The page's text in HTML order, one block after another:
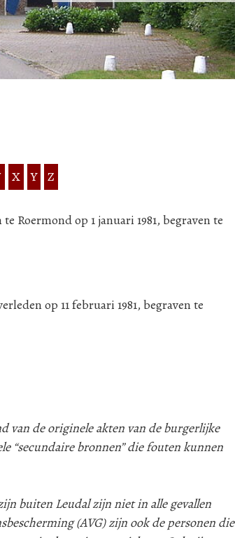
X Y Z
Roermond op 1 januari 1981, begraven te
op 11 februari 1981, begraven te
van de originele akten van de burgerlijke
“secundaire bronnen” die fouten kunnen
buiten Leudal zijn niet in alle gevallen
(AVG) zijn ook de personen die